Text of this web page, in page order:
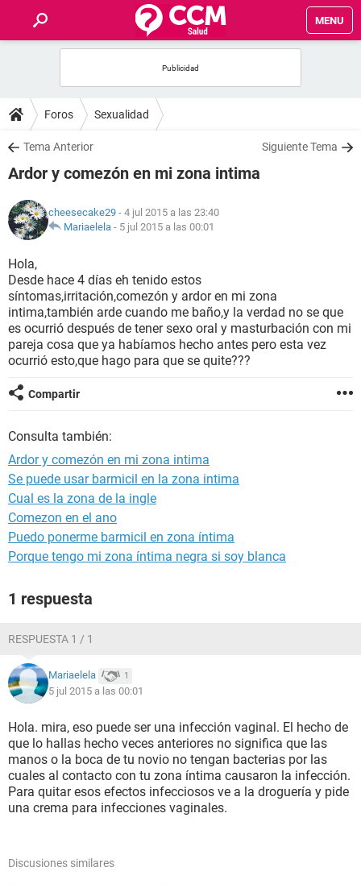
MENU
FOROS
SALUD
FAMILIA
NUTRICIÓN
BIENESTAR
SEXUALIDAD
GLOSARIO
Foros Sexualidad
Tema Anterior Siguiente Tema
Ardor y comezón en mi zona intima
cheesecake29 - 4 jul 2015 a las 23:40
Mariaelela - 5 jul 2015 a las 00:01
Hola,
Desde hace 4 días eh tenido estos
síntomas,irritación,comezón y ardor en mi zona
intima,también arde cuando me baño,y la verdad no se que
es ocurrió después de tener sexo oral y masturbación con mi
pareja cosa que ya habíamos hecho antes pero esta vez
ocurrió esto,que hago para que se quite???
Compartir
Consulta también:
Ardor y comezón en mi zona intima
Se puede usar barmicil en la zona intima
Cual es la zona de la ingle
Comezon en el ano
Puedo ponerme barmicil en zona íntima
Porque tengo mi zona íntima negra si soy blanca
1 respuesta
RESPUESTA 1 / 1
Mariaelela 1
5 jul 2015 a las 00:01
Hola. mira, eso puede ser una infección vaginal. El hecho de
que lo hallas hecho veces anteriores no significa que las
manos o la boca de tu novio no tengan bacterias por las
cuales al contacto con tu zona íntima causaron la infección.
Para quitar esos efectos infecciosos ve a la droguería y pide
una crema para infecciones vaginales.
Discusiones similares